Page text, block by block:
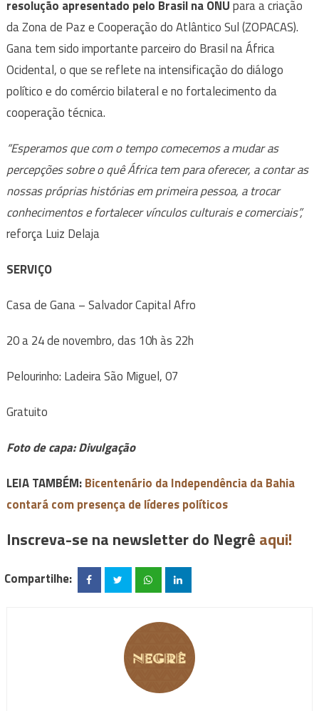
resolução apresentado pelo Brasil na ONUpara a criação
da Zona de Paz e Cooperação do Atlântico Sul (ZOPACAS).
Gana tem sido importante parceiro do Brasil na África
Ocidental, o que se reflete na intensificação do diálogo
político e do comércio bilateral e no fortalecimento da
cooperação técnica.
“Esperamos que com o tempo comecemos a mudar as
percepções sobre o quê África tem para oferecer, a contar as
nossas próprias histórias em primeira pessoa, a trocar
conhecimentos e fortalecer vínculos culturais e comerciais”,
reforça Luiz Delaja
SERVIÇO
Casa de Gana – Salvador Capital Afro
20 a 24 de novembro, das 10h às 22h
Pelourinho: Ladeira São Miguel, 07
Gratuito
Foto de capa: Divulgação
LEIA TAMBÉM:Bicentenário da Independência da Bahia
contará com presença de líderes políticos
Inscreva-se na newsletter do Negrê aqui!
Compartilhe: